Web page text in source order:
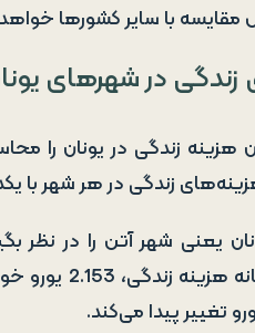
با سایر کشورها
در شهر‌های
هزینه زندگی در یونان را
زندگی در هر شهر با
یعنی شهر آتن را در نظر
میانگین